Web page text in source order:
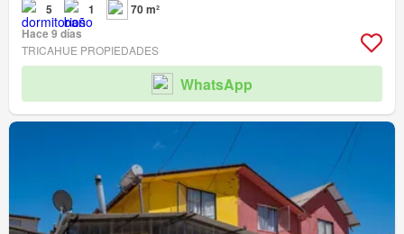
5 1
70 m²
Hace 9 días
TRICAHUE PROPIEDADES
WhatsApp